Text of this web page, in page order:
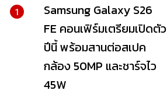
1
Samsung Galaxy S26
FE คอนเฟิร์มเตรียมเปิดตัว
ปีนี้ พร้อมสานต่อสเปค
กล้อง 50MP และชาร์จไว
45W